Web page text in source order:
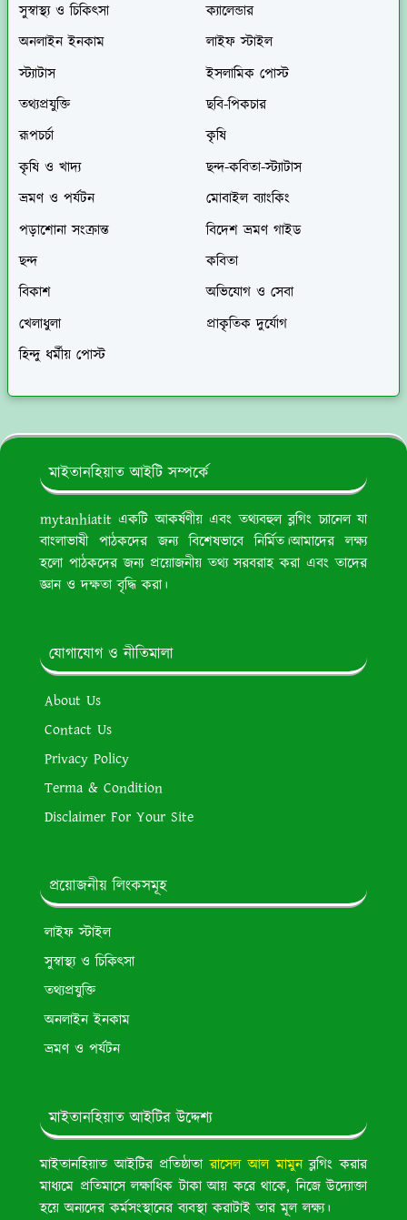
সুস্বাস্থ্য ও চিকিৎসা
ক্যালেন্ডার
অনলাইন ইনকাম
লাইফ স্টাইল
স্ট্যাটাস
ইসলামিক পোস্ট
তথ্যপ্রযুক্তি
ছবি-পিকচার
রূপচর্চা
কৃষি
কৃষি ও খাদ্য
ছন্দ-কবিতা-স্ট্যাটাস
ভ্রমণ ও পর্যটন
মোবাইল ব্যাংকিং
পড়াশোনা সংক্রান্ত
বিদেশ ভ্রমণ গাইড
ছন্দ
কবিতা
বিকাশ
অভিযোগ ও সেবা
খেলাধুলা
প্রাকৃতিক দুর্যোগ
হিন্দু ধর্মীয় পোস্ট
মাইতানহিয়াত আইটি সম্পর্কে
mytanhiatit একটি আকর্ষণীয় এবং তথ্যবহুল ব্লগিং চ্যানেল যা
বাংলাভাষী পাঠকদের জন্য বিশেষভাবে নির্মিত।আমাদের লক্ষ্য
হলো পাঠকদের জন্য প্রয়োজনীয় তথ্য সরবরাহ করা এবং তাদের
জ্ঞান ও দক্ষতা বৃদ্ধি করা।
যোগাযোগ ও নীতিমালা
About Us
Contact Us
Privacy Policy
Terma & Condition
Disclaimer For Your Site
প্রয়োজনীয় লিংকসমূহ
লাইফ স্টাইল
সুস্বাস্থ্য ও চিকিৎসা
তথ্যপ্রযুক্তি
অনলাইন ইনকাম
ভ্রমণ ও পর্যটন
মাইতানহিয়াত আইটির উদ্দেশ্য
মাইতানহিয়াত আইটির প্রতিষ্ঠাতারাসেল আল মামুনব্লগিং করার
মাধ্যমে প্রতিমাসে লক্ষাধিক টাকা আয় করে থাকে, নিজে উদ্যোক্তা
হয়ে অন্যদের কর্মসংস্থানের ব্যবস্থা করাটাই তার মূল লক্ষ্য।